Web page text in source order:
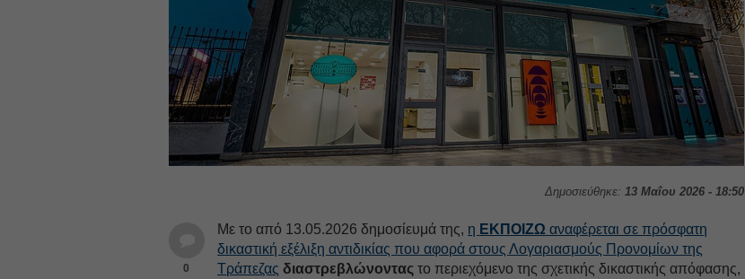
Δημοσιεύθηκε: 13 Μαΐου 2026 - 18:50
0
Με το από 13.05.2026 δημοσίευμά της, η ΕΚΠΟΙΖΩ αναφέρεται σε πρόσφατη
δικαστική εξέλιξη αντιδικίας που αφορά στους Λογαριασμούς Προνομίων της
Τράπεζας διαστρεβλώνοντας το περιεχόμενο της σχετικής δικαστικής απόφασης,